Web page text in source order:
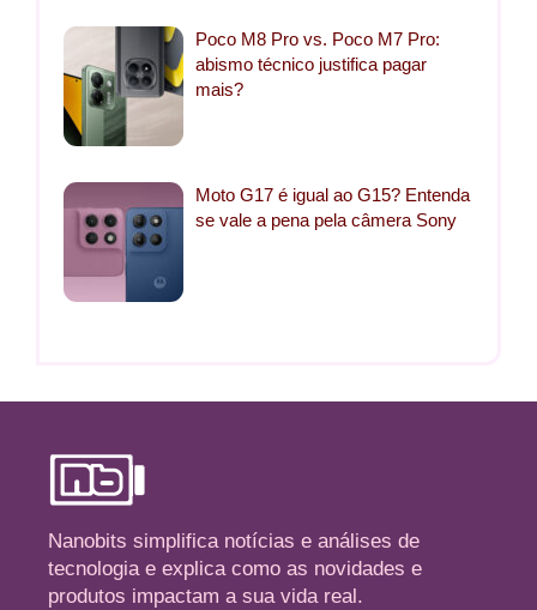
Poco M8 Pro vs. Poco M7 Pro:
abismo técnico justifica pagar
mais?
Moto G17 é igual ao G15? Entenda
se vale a pena pela câmera Sony
Nanobits simplifica notícias e análises de
tecnologia e explica como as novidades e
produtos impactam a sua vida real.